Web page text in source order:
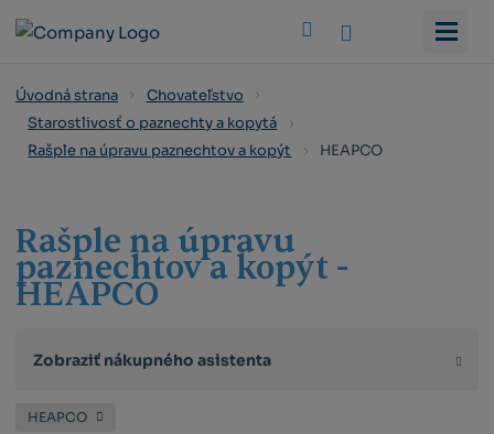
Úvodná strana
Chovateľstvo
Starostlivosť o paznechty a kopytá
Rašple na úpravu paznechtov a kopýt
HEAPCO
Rašple na úpravu
paznechtov a kopýt -
HEAPCO
Zobraziť nákupného asistenta
HEAPCO